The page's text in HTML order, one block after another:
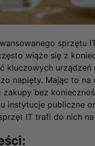
sprzętu
wiąże się z
kluczowych
napięty. Mając to
zakupy bez
instytucje publiczne
IT trafi do nich